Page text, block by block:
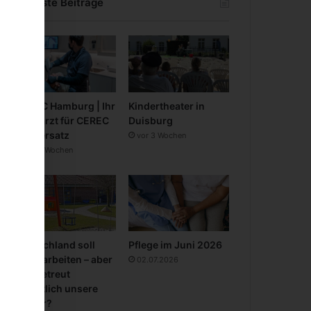
CEREC Hamburg | Ihr
Zahnarzt für CEREC
Zahnersatz
vor 3 Wochen
Kindertheater in
Duisburg
vor 3 Wochen
Deutschland soll
mehr arbeiten – aber
wer betreut
eigentlich unsere
Kinder?
Pflege im Juni 2026
02.07.2026